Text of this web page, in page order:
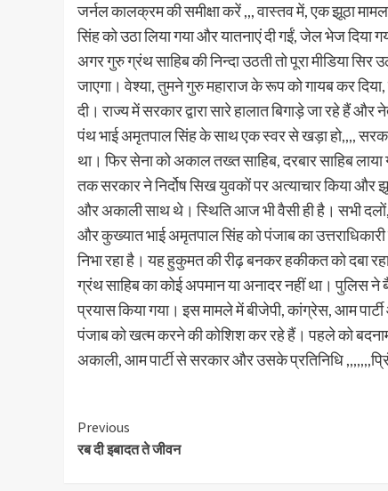
जर्नल कालक्रम की समीक्षा करें ,,, वास्तव में, एक झूठा
सिंह को उठा लिया गया और यातनाएं दी गईं, जेल भेज दिया
अगर गुरु ग्रंथ साहिब की निन्दा उठती तो पूरा मीडिया
जाएगा। वेश्या, तुमने गुरु महाराज के रूप को गायब कर दिया,
दी। राज्य में सरकार द्वारा सारे हालात बिगाड़े जा रहे हैं और
पंथ भाई अमृतपाल सिंह के साथ एक स्वर से खड़ा हो,,,,
था। फिर सेना को अकाल तख्त साहिब, दरबार साहिब
तक सरकार ने निर्दोष सिख युवकों पर अत्याचार किया और
और अकाली साथ थे। स्थिति आज भी वैसी ही है। सभी
और कुख्यात भाई अमृतपाल सिंह को पंजाब का
निभा रहा है। यह हुकुमत की रीढ़ बनकर हकीकत को दबा
ग्रंथ साहिब का कोई अपमान या अनादर नहीं था। पुलिस
प्रयास किया गया। इस मामले में बीजेपी, कांग्रेस, आम
पंजाब को खत्म करने की कोशिश कर रहे हैं। पहले को
अकाली, आम पार्टी से सरकार और उसके प्रतिनिधि
Continue
Reading
Previous
रब दी इबादत ते जीवन